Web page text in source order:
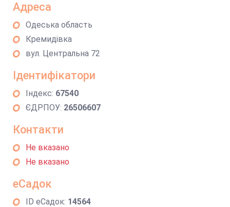
Адреса
Одеська область
Кремидівка
вул. Центральна 72
Ідентифікатори
Індекс: 67540
ЄДРПОУ: 26506607
Контакти
Не вказано
Не вказано
еСадок
ID еСадок: 14564